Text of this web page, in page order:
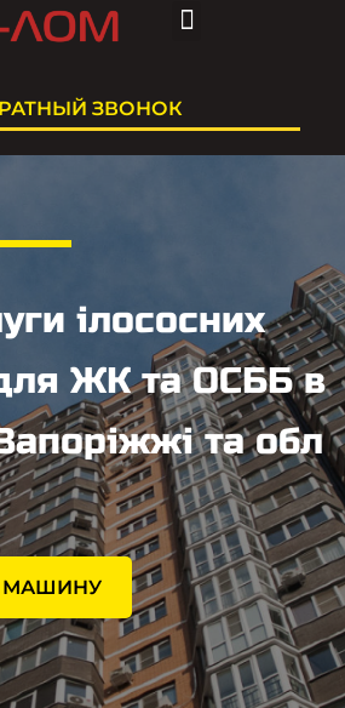
ЗВОНОК
ілососних
ЖК та ОСББ в
та обл
МАШИНУ